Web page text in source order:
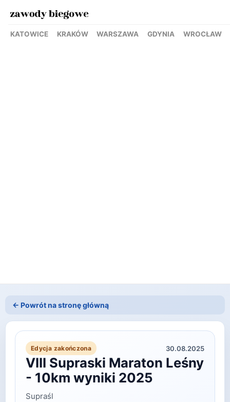
KATOWICE KRAKÓW WARSZAWA GDYNIA WROCŁAW
← Powrót na stronę główną
Edycja zakończona 30.08.2025
VIII Supraski Maraton Leśny
- 10km wyniki 2025
Supraśl